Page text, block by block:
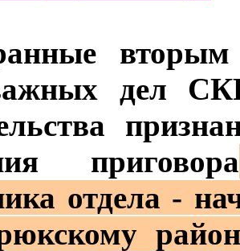
вторым
дел
приговора
отдела -